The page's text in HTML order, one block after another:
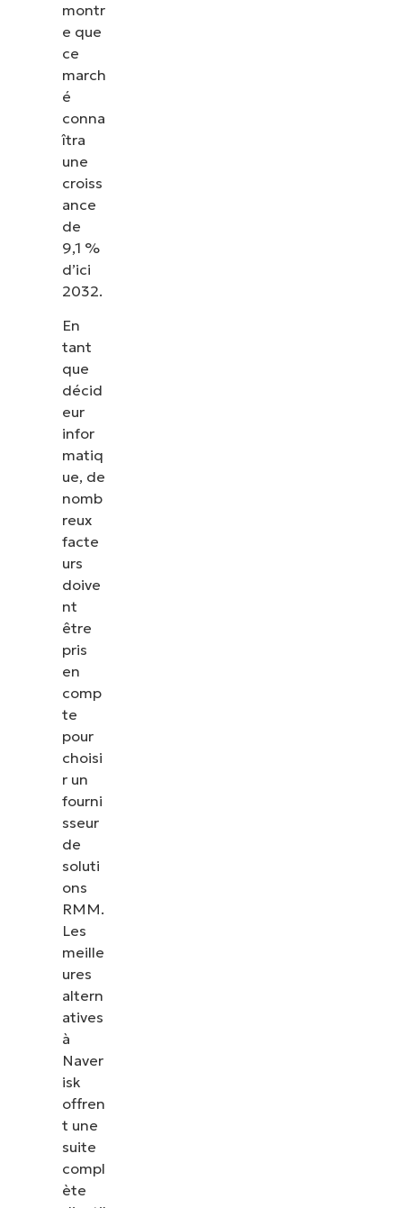
montr
e que
ce
march
é
conna
îtra
une
croiss
ance
de
9,1 %
d’ici
2032.
En
tant
que
décid
eur
infor
matiq
ue, de
nomb
reux
facte
urs
doive
nt
être
pris
en
comp
te
pour
choisi
r un
fourni
sseur
de
soluti
ons
RMM.
Les
meille
ures
altern
atives
à
Naver
isk
offren
t une
suite
compl
ète